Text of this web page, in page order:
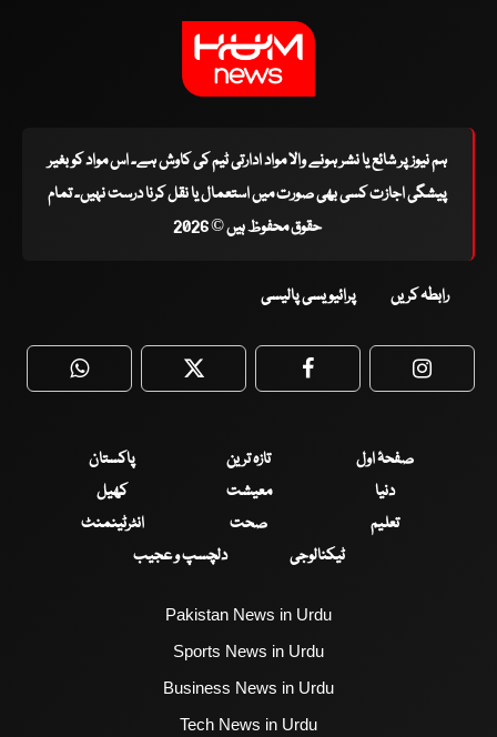
ہم نیوز پر شائع یا نشر ہونے والا مواد ادارتی ٹیم کی کاوش ہے۔ اس مواد کو بغیر
پیشگی اجازت کسی بھی صورت میں استعمال یا نقل کرنا درست نہیں۔ تمام
حقوق محفوظ ہیں © 2026
رابطہ کریں پرائیویسی پالیسی
WhatsApp Twitter Facebook
صفحۂ اول تازہ ترین
پاکستان
دنیا
معیشت
کھیل
تعلیم
صحت
انٹرٹینمنٹ
ٹیکنالوجی
دلچسپ و عجیب
Pakistan News in Urdu
Sports News in Urdu
Business News in Urdu
Tech News in Urdu